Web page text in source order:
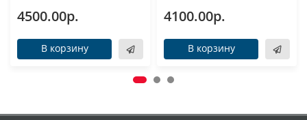
4500.00р.
В корзину
4100.00р.
В корзину